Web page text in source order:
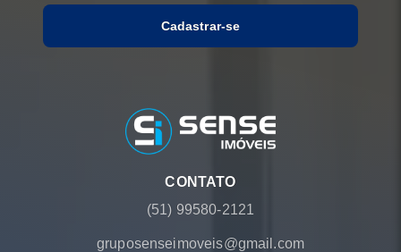
Cadastrar-se
CONTATO
(51) 99580-2121
gruposenseimoveis@gmail.com